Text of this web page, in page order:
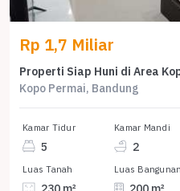
Rp 1,7 Miliar
Properti Siap Huni di Area
Kopo Permai, Bandung
Kamar Tidur
5
Kamar Mandi
2
Luas Tanah Luas Bangunan